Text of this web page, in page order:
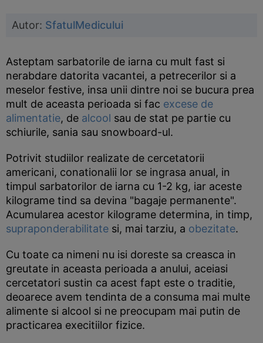
Autor: SfatulMedicului
Asteptam sarbatorile de iarna cu mult fast si
nerabdare datorita vacantei, a petrecerilor si a
meselor festive, insa unii dintre noi se bucura prea
mult de aceasta perioada si fac excese de
alimentatie, de alcool sau de stat pe partie cu
schiurile, sania sau snowboard-ul.
Potrivit studiilor realizate de cercetatorii
americani, conationalii lor se ingrasa anual, in
timpul sarbatorilor de iarna cu 1-2 kg, iar aceste
kilograme tind sa devina "bagaje permanente".
Acumularea acestor kilograme determina, in timp,
supraponderabilitate si, mai tarziu, a obezitate.
Cu toate ca nimeni nu isi doreste sa creasca in
greutate in aceasta perioada a anului, aceiasi
cercetatori sustin ca acest fapt este o traditie,
deoarece avem tendinta de a consuma mai multe
alimente si alcool si ne preocupam mai putin de
practicarea execitiilor fizice.